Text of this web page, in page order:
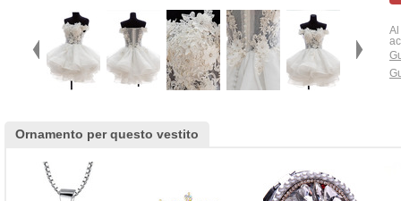
Al
Ornamento per questo vestito